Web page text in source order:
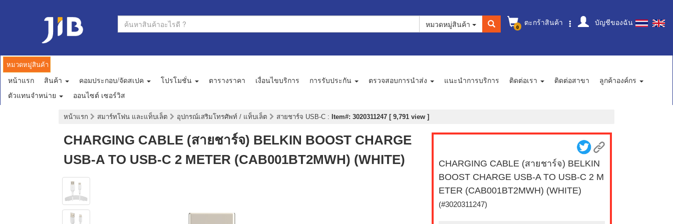
0 ตะกร้าสินค้า บัญชีของฉัน
หมวดหมู่สินค้า
หมวดหมู่สินค้า
หน้าแรก สินค้า คอมประกอบ/จัดสเปค โปรโมชั่น ตารางราคา เงื่อนไขบริการ การรับประกัน ตรวจสอบการนำส่ง แนะนำการบริการ ติดต่อเรา ติดต่อสาขา
ลูกค้าองค์กร
ตัวแทนจำหน่าย
ออนไซต์ เซอร์วิส
หน้าแรก สมาร์ทโฟน และแท็บเล็ต อุปกรณ์เสริมโทรศัพท์ / แท็บเล็ต สายชาร์จ USB-C : Item#: 3020311247 [ 9,791 view ]
CHARGING CABLE (สายชาร์จ) BELKIN BOOST CHARGE
USB-A TO USB-C 2 METER (CAB001BT2MWH) (WHITE)
CHARGING CABLE (สายชาร์จ) BELKIN
BOOST CHARGE USB-A TO USB-C 2 M
ETER (CAB001BT2MWH) (WHITE)
(#3020311247)